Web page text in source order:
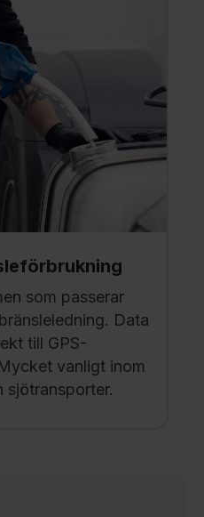
som passerar
Data
till GPS-
vanligt inom